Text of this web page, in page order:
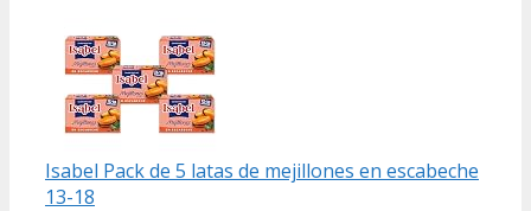
Isabel Pack de 5 latas de mejillones en escabeche
13-18